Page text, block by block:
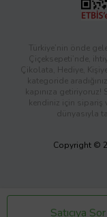
Satıcıya Sor
Türkiye’nin önde
Çiçeksepeti’nde,
Çikolata, Hediye,
kategoride
kapınıza
kendiniz için sipariş
dünyasıyla
Copyright ©